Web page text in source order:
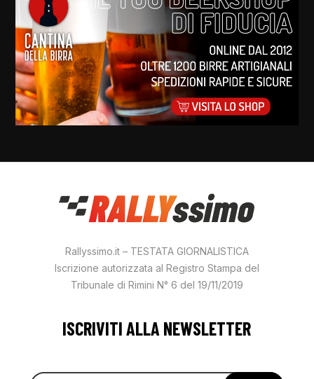
Rallyssimo.it – TESTATA GIORNALISTICA
Iscrizione autorizzata al Registro Stampa del
Tribunale di Rimini N° 6 del 19/11/2019
ISCRIVITI ALLA NEWSLETTER